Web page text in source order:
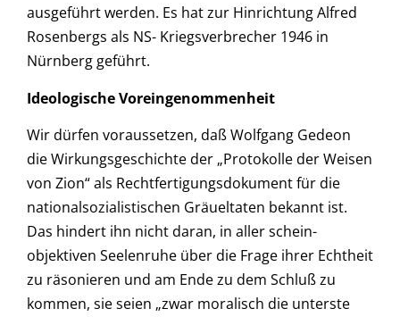
ausgeführt werden. Es hat zur Hinrichtung Alfred
Rosenbergs als NS- Kriegsverbrecher 1946 in
Nürnberg geführt.
Ideologische Voreingenommenheit
Wir dürfen voraussetzen, daß Wolfgang Gedeon
die Wirkungsgeschichte der „Protokolle der Weisen
von Zion“ als Rechtfertigungsdokument für die
nationalsozialistischen Gräueltaten bekannt ist.
Das hindert ihn nicht daran, in aller schein-
objektiven Seelenruhe über die Frage ihrer Echtheit
zu räsonieren und am Ende zu dem Schluß zu
kommen, sie seien „zwar moralisch die unterste